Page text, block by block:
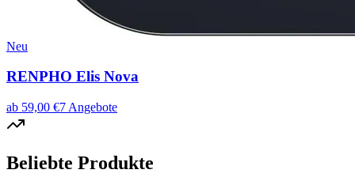
Neu
RENPHO Elis Nova
ab 59,00 €7 Angebote
Beliebte Produkte